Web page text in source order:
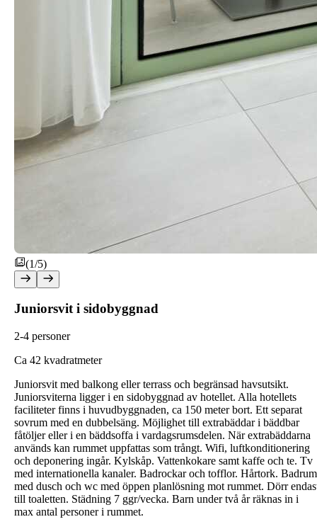
(1/5)
Juniorsvit i sidobyggnad
2-4 personer
Ca 42 kvadratmeter
Juniorsvit med balkong eller terrass och begränsad havsutsikt.
Juniorsviterna ligger i en sidobyggnad av hotellet. Alla hotellets
faciliteter finns i huvudbyggnaden, ca 150 meter bort. Ett separat
sovrum med en dubbelsäng. Möjlighet till extrabäddar i bäddbar
fåtöljer eller i en bäddsoffa i vardagsrumsdelen. När extrabäddarna
används kan rummet uppfattas som trångt. Wifi, luftkonditionering
och deponering ingår. Kylskåp. Vattenkokare samt kaffe och te. Tv
med internationella kanaler. Badrockar och tofflor. Hårtork. Badrum
med dusch och wc med öppen planlösning mot rummet. Dörr
till toaletten. Städning 7 ggr/vecka. Barn under två år räknas in i
max antal personer i rummet.